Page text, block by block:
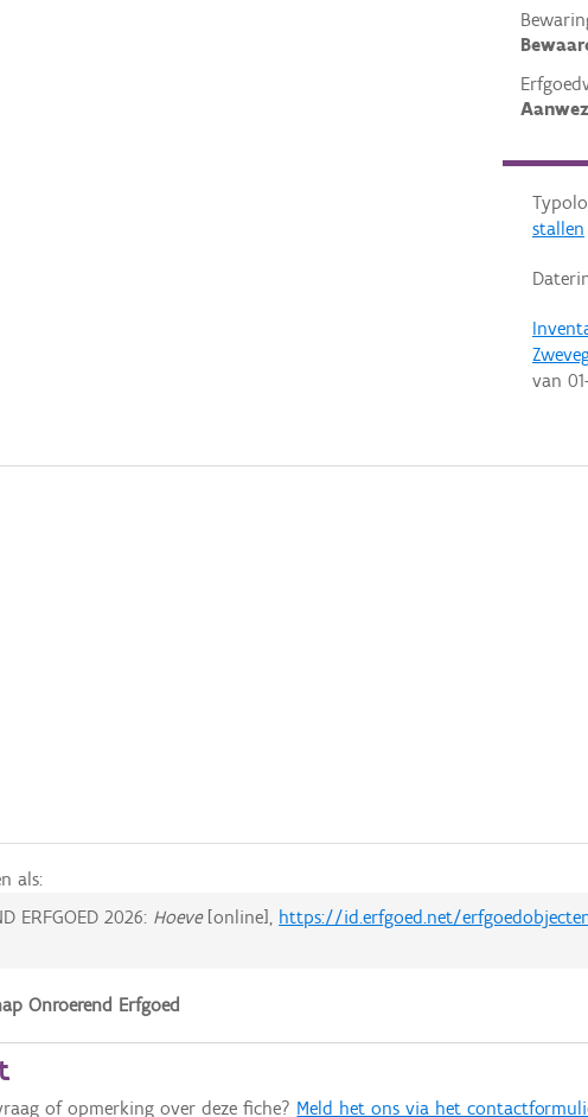
stallen
van
als:
ERFGOED 2026: Hoeve[online], https://id.erfgoed.net/
Onroerend Erfgoed
of opmerking over deze fiche? Meld het ons via het